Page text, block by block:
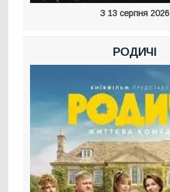
З 13 серпня 2026
РОДИЧІ